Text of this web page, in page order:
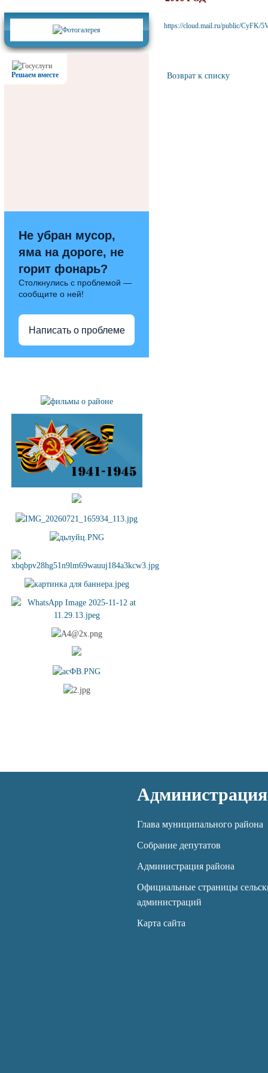
Решаем вместе
Не убран мусор,
яма на дороге, не
горит фонарь?
Столкнулись с проблемой —
сообщите о ней!
Написать о проблеме
https://cloud.mail.ru/public/CyFK/
Возврат к списку
Администрация
Глава муниципального района
Собрание депутатов
Администрация района
Официальные страницы
администраций
Карта сайта